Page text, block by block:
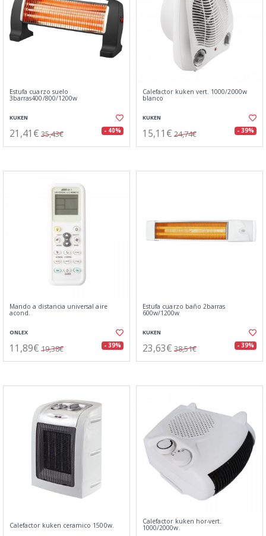
Estufa cuarzo suelo
3barras400/800/1200w
KUKEN
21,41€ 35,43€ - 40%
Calefactor kuken vert. 1000/2000w
blanco
KUKEN
15,11€ 24,74€ - 39%
Mando a distancia universal aire
acond.
ONLEX
11,89€ 19,38€ - 39%
Estufa cuarzo baño 2barras
600w/1200w
KUKEN
23,63€ 38,51€ - 39%
Calefactor kuken ceramico 1500w. Calefactor kuken hor-vert.
1000/2000w.